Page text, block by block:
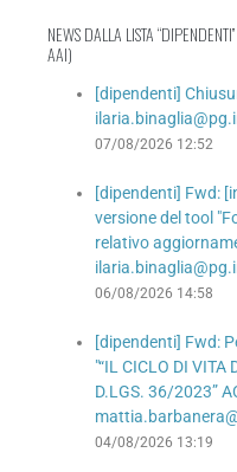
NEWS DALLA LISTA
AAI)
[dipendenti]
07/08/2026 12:52
[dipendenti] Fwd:
versione del tool
relativo
06/08/2026 14:58
[dipendenti] Fwd:
"“IL CICLO DI VITA
D.LGS. 36/2023”
04/08/2026 13:19